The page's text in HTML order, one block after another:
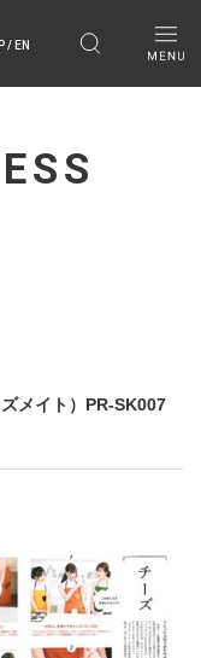
/ EN
メイト）PR-SK007